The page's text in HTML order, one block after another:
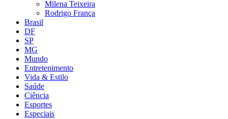
Milena Teixeira
Rodrigo França
Brasil
DF
SP
MG
Mundo
Entretenimento
Vida & Estilo
Saúde
Ciência
Esportes
Especiais